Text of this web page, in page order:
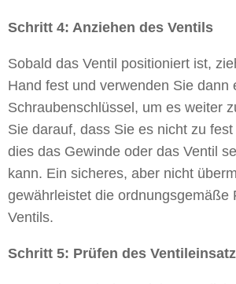
Schritt 4: Anziehen des Ventils
Sobald das Ventil positioniert ist,
Hand fest und verwenden Sie dann
Schraubenschlüssel, um es weiter
Sie darauf, dass Sie es nicht zu
dies das Gewinde oder das Ventil
kann. Ein sicheres, aber nicht
gewährleistet die ordnungsgemäße
Ventils.
Schritt 5: Prüfen des